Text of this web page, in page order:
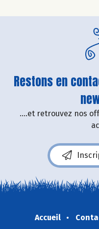
Restons en
....et retrouvez nos
Accueil